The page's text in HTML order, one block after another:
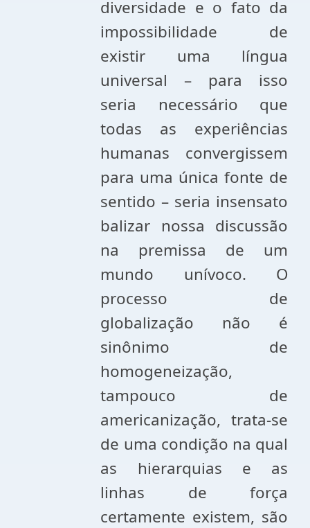
diversidade e o fato da
impossibilidade de
existir uma língua
universal – para isso
seria necessário que
todas as experiências
humanas convergissem
para uma única fonte de
sentido – seria insensato
balizar nossa discussão
na premissa de um
mundo unívoco. O
processo de
globalização não é
sinônimo de
homogeneização,
tampouco de
americanização, trata-se
de uma condição na qual
as hierarquias e as
linhas de força
certamente existem, são